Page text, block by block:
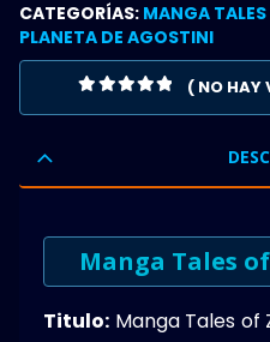
CATEGORÍAS: MANGA
PLANETA DE AGOSTINI
( NO HAY
Manga Tales
Titulo: Manga Tales of